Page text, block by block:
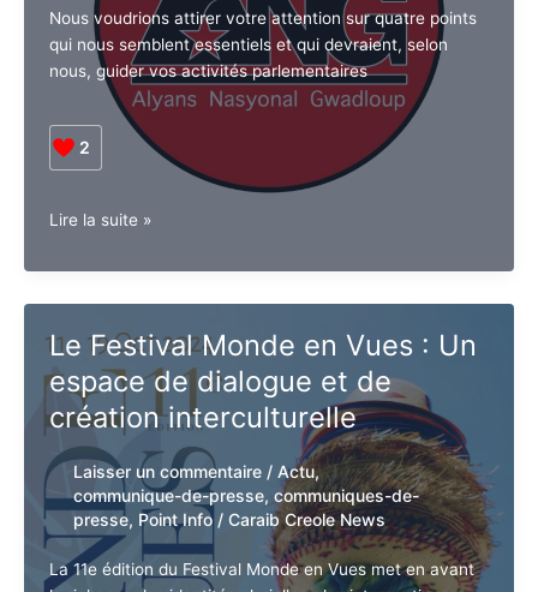
Nous voudrions attirer votre attention sur quatre
points qui nous semblent essentiels et qui devraient,
selon nous, guider vos activités parlementaires
2
de
la
Guadeloupe
Le Festival Monde en Vues :
Un espace de dialogue et de
création interculturelle
Laisser un commentaire /Actu,
communique-de-presse,communiques-
de-presse,Point Info
Caraib Creole
News